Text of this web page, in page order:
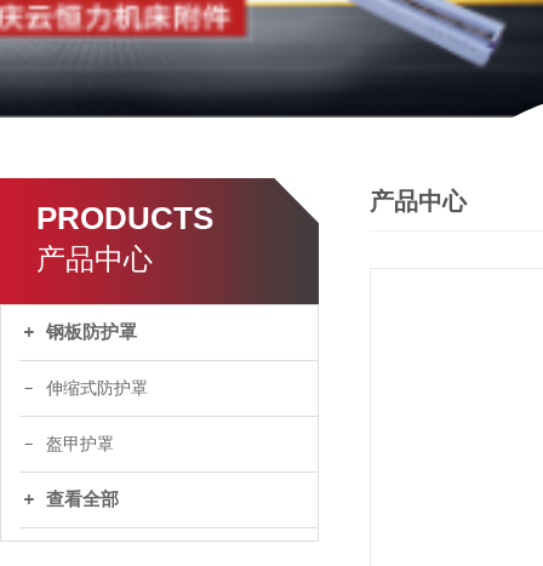
PRODUCTS
产品中心
钢板防护罩
伸缩式防护罩
盔甲护罩
查看全部
产品中心